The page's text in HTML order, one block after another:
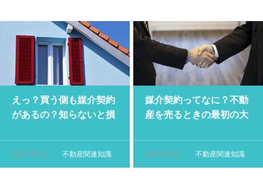
えっ？買う側も媒介契約
があるの？知らないと損
2025.06.21 不動産関連知識
媒介契約ってなに？不動
産を売るときの最初の大
解説！
2025.06.21 不動産関連知識